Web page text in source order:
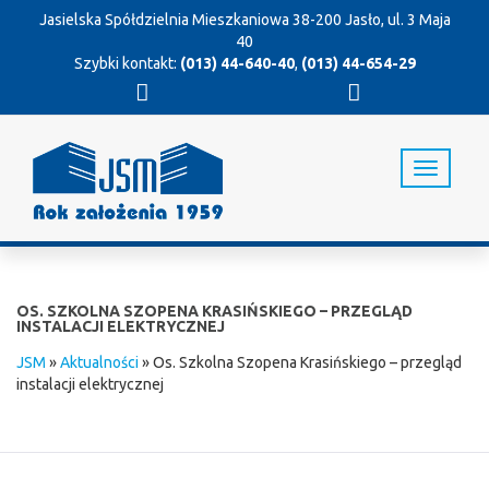
Jasielska Spółdzielnia Mieszkaniowa 38-200 Jasło, ul. 3 Maja
40
Szybki kontakt: (013) 44-640-40, (013) 44-654-29
T
o
i
i
OS. SZKOLNA SZOPENA KRASIŃSKIEGO – PRZEGLĄD
INSTALACJI ELEKTRYCZNEJ
JSM »Aktualności»Os. Szkolna Szopena Krasińskiego – przegląd
instalacji elektrycznej